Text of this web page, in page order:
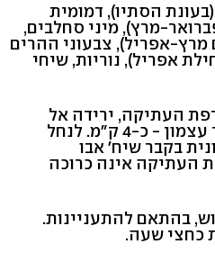
הסתיו), דמומית
מרץ), מיני סחלבים,
מרץ-אפריל), צבעוני ההרים
אפריל), נוריות, שיחי
העתיקה, ירידה אל
אפיק הנחל וטיפוס על הר עצמון - כ-4 ק"מ. לנחל
בקבר שיח' אבו
העתיקה אינה כרוכה
בהתאם להתעניינות.
כחצי שעה.